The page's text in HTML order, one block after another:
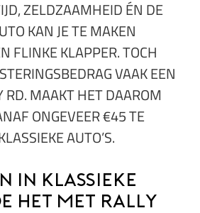
ZELDZAAMHEID ÉN DE
KAN JE TE MAKEN
FLINKE KLAPPER. TOCH
VAAK EEN
RD. MAAKT HET DAAROM
ONGEVEER €45 TE
AUTO’S.
in klassieke
het met Rally